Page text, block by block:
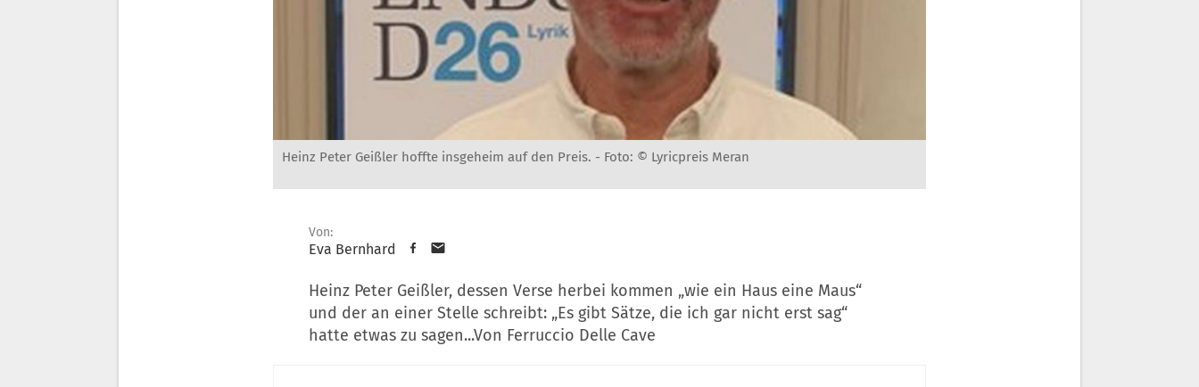
Heinz Peter Geißler hoffte insgeheim auf den Preis. - Foto: © Lyricpreis Meran
Von:
Eva Bernhard
Heinz Peter Geißler, dessen Verse herbei kommen „wie ein Haus eine Maus“
und der an einer Stelle schreibt: „Es gibt Sätze, die ich gar nicht erst sag“
hatte etwas zu sagen...Von Ferruccio Delle Cave